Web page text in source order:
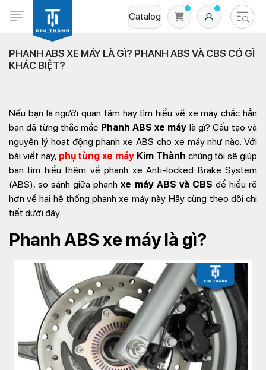
Catalog
Không có sản phẩm nào trong giỏ hàng
PHANH ABS XE MÁY LÀ GÌ? PHANH ABS VÀ CBS CÓ GÌ
KHÁC BIỆT?
Nếu bạn là người quan tâm hay tìm hiểu về xe máy chắc hẳn
bạn đã từng thắc mắc Phanh ABS xe máy là gì? Cấu tạo và
nguyên lý hoạt động phanh xe ABS cho xe máy như nào. Với
bài viết này, phụ tùng xe máy Kim Thành chúng tôi sẽ giúp
bạn tìm hiểu thêm về phanh xe Anti-locked Brake System
(ABS), so sánh giữa phanhxe máy ABS và CBS để hiểu rõ
hơn về hai hệ thống phanh xe máy này. Hãy cùng theo dõi chi
tiết dưới đây.
Phanh ABS xe máy là gì?